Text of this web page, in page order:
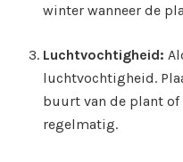
winter wanneer de
Luchtvochtigheid:
luchtvochtigheid.
buurt van de plant
regelmatig.